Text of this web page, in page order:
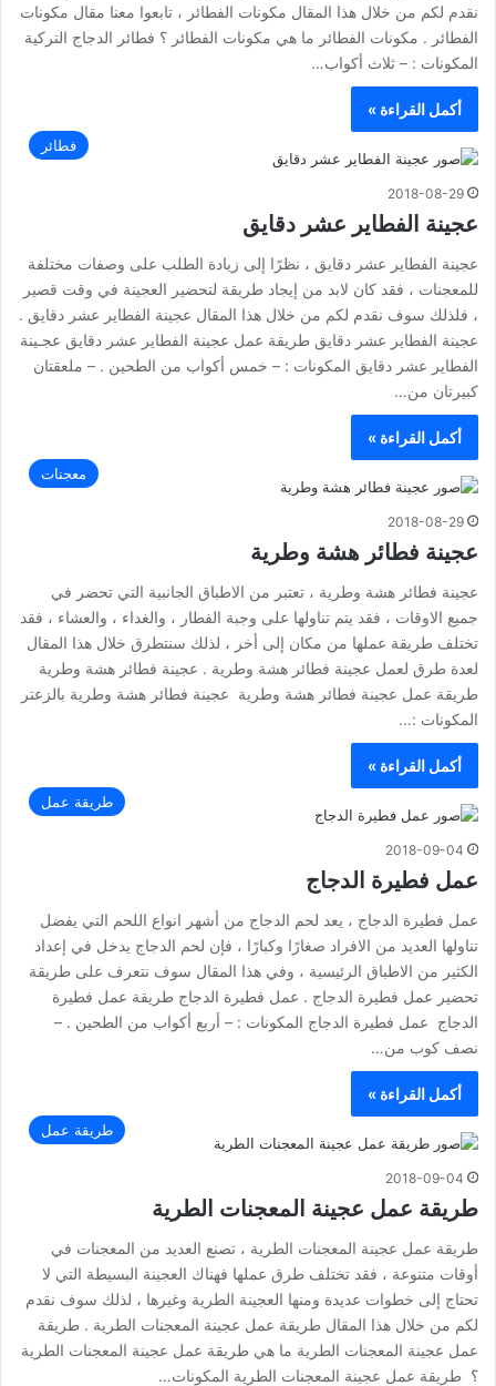
نقدم لكم من خلال هذا المقال مكونات الفطائر ، تابعوا معنا مقال مكونات
الفطائر . مكونات الفطائر ما هي مكونات الفطائر ؟ فطائر الدجاج التركية
المكونات : – ثلاث أكواب…
أكمل القراءة »
فطائر
2018-08-29
عجينة الفطاير عشر دقايق
عجينة الفطاير عشر دقايق ، نظرًا إلى زيادة الطلب على وصفات مختلفة
للمعجنات ، فقد كان لابد من إيجاد طريقة لتحضير العجينة في وقت قصير
، فلذلك سوف نقدم لكم من خلال هذا المقال عجينة الفطاير عشر دقايق .
عجينة الفطاير عشر دقايق طريقة عمل عجينة الفطاير عشر دقايق عجـينة
الفطاير عشر دقايق المكونات : – خمس أكواب من الطحين . – ملعقتان
كبيرتان من…
أكمل القراءة »
معجنات
2018-08-29
عجينة فطائر هشة وطرية
عجينة فطائر هشة وطرية ، تعتبر من الاطباق الجانبية التي تحضر في
جميع الاوقات ، فقد يتم تناولها على وجبة الفطار ، والغداء ، والعشاء ، فقد
تختلف طريقة عملها من مكان إلى أخر ، لذلك سنتطرق خلال هذا المقال
لعدة طرق لعمل عجينة فطائر هشة وطرية . عجينة فطائر هشة وطرية
طريقة عمل عجينة فطائر هشة وطرية عجينة فطائر هشة وطرية بالزعتر
المكونات :…
أكمل القراءة »
طريقة عمل
2018-09-04
عمل فطيرة الدجاج
عمل فطيرة الدجاج ، يعد لحم الدجاج من أشهر انواع اللحم التي يفضل
تناولها العديد من الافراد صغارًا وكبارًا ، فإن لحم الدجاج يدخل في إعداد
الكثير من الاطباق الرئيسية ، وفي هذا المقال سوف نتعرف على طريقة
تحضير عمل فطيرة الدجاج . عمل فطيرة الدجاج طريقة عمل فطيرة
الدجاج عمل فطيرة الدجاج المكونات : – أربع أكواب من الطحين . –
نصف كوب من…
أكمل القراءة »
طريقة عمل
2018-09-04
طريقة عمل عجينة المعجنات الطرية
طريقة عمل عجينة المعجنات الطرية ، تصنع العديد من المعجنات في
أوقات متنوعة ، فقد تختلف طرق عملها فهناك العجينة البسيطة التي لا
تحتاج إلى خطوات عديدة ومنها العجينة الطرية وغيرها ، لذلك سوف نقدم
لكم من خلال هذا المقال طريقة عمل عجينة المعجنات الطرية . طريقة
عمل عجينة المعجنات الطرية ما هي طريقة عمل عجينة المعجنات الطرية
؟ طريقة عمل عجينة المعجنات الطرية المكونات…